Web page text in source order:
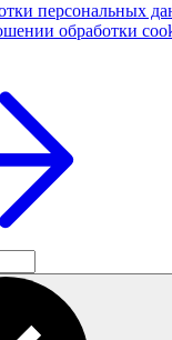
персональных
обработки